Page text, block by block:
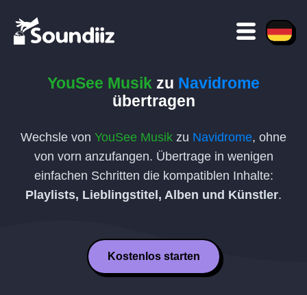
YouSee Musik zu Navidrome
übertragen
Wechsle von YouSee Musik zu Navidrome, ohne
von vorn anzufangen. Übertrage in wenigen
einfachen Schritten die kompatiblen Inhalte:
Playlists, Lieblingstitel, Alben und Künstler.
Kostenlos starten